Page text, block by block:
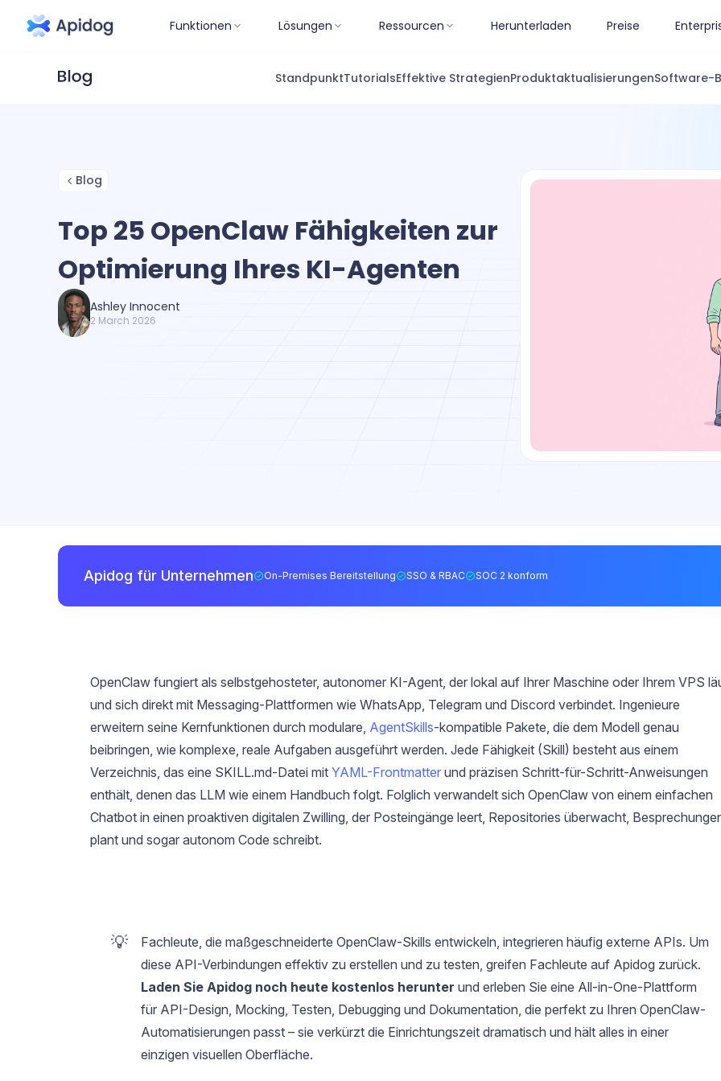
Funktionen Lösungen Ressourcen Herunterladen Preise
StandpunktTutorialsEffektive StrategienProduktaktualisierungenSoftware-
Blog
Top 25 OpenClaw Fähigkeiten zur
Optimierung Ihres KI-Agenten
Ashley Innocent
2 March 2026
Apidog für Unternehmen On-Premises Bereitstellung SSO & RBAC SOC 2 konform
OpenClaw fungiert als selbstgehosteter, autonomer KI-Agent, der lokal auf Ihrer Maschine oder Ihrem VPS
und sich direkt mit Messaging-Plattformen wie WhatsApp, Telegram und Discord verbindet. Ingenieure
erweitern seine Kernfunktionen durch modulare, AgentSkills-kompatible Pakete, die dem Modell genau
beibringen, wie komplexe, reale Aufgaben ausgeführt werden. Jede Fähigkeit (Skill) besteht aus einem
Verzeichnis, das eine SKILL.md-Datei mit YAML-Frontmatter und präzisen Schritt-für-Schritt-Anweisungen
enthält, denen das LLM wie einem Handbuch folgt. Folglich verwandelt sich OpenClaw von einem einfachen
Chatbot in einen proaktiven digitalen Zwilling, der Posteingänge leert, Repositories überwacht,
plant und sogar autonom Code schreibt.
💡
Fachleute, die maßgeschneiderte OpenClaw-Skills entwickeln, integrieren häufig externe APIs. Um
diese API-Verbindungen effektiv zu erstellen und zu testen, greifen Fachleute auf Apidog zurück.
Laden Sie Apidog noch heute kostenlos herunter und erleben Sie eine All-in-One-Plattform
für API-Design, Mocking, Testen, Debugging und Dokumentation, die perfekt zu Ihren OpenClaw-
Automatisierungen passt – sie verkürzt die Einrichtungszeit dramatisch und hält alles in einer
einzigen visuellen Oberfläche.